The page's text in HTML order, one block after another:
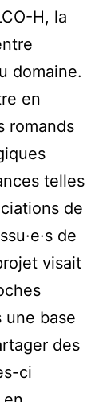
H, la
domaine.
en
romands
telles
de
de
visait
une base
des
ci